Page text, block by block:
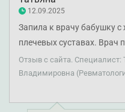
Бажаємо вам міцного
12.09.2025
Запила к врачу бабушку
плечевых суставах. Врач
основываясь на анализах
которое уже дает
Отзыв с сайта. Специалист:
Владимировна